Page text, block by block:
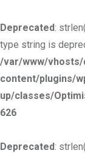
Deprecated:
type string is
/var/www/vhosts/
content/plugins/
up/classes/
626
Deprecated: